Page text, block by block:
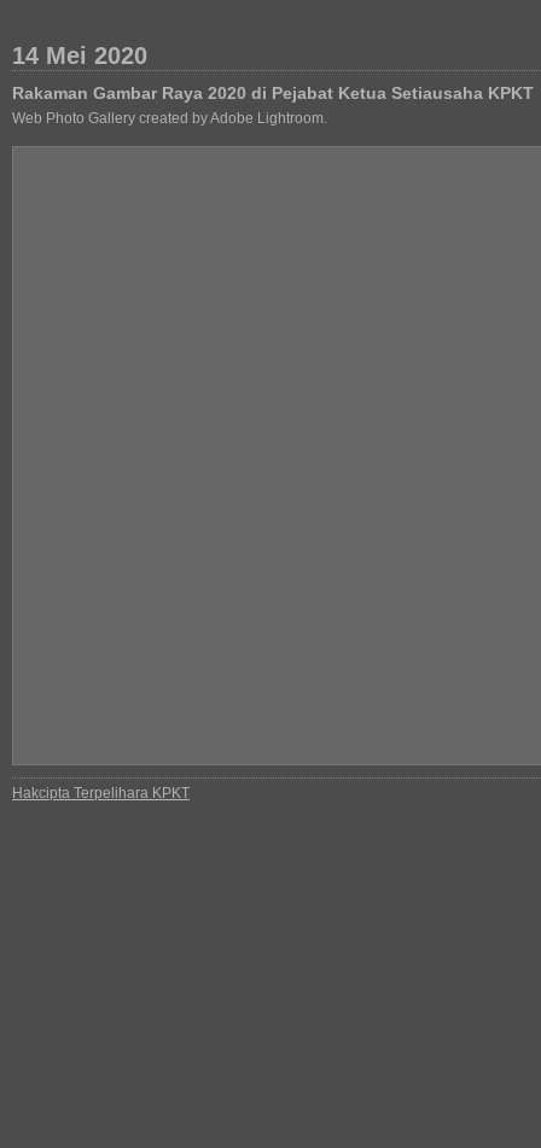
14 Mei 2020
Rakaman Gambar Raya 2020 di Pejabat Ketua Setiausaha KPKT
Web Photo Gallery created by Adobe Lightroom.
Hakcipta Terpelihara KPKT